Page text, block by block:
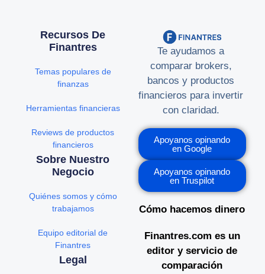
Te ayudamos a
comparar brokers,
bancos y productos
financieros para invertir
con claridad.
Apoyanos opinando
en Google
Apoyanos opinando
en Truspilot
Cómo hacemos dinero
Finantres.com es un
editor y servicio de
comparación
Recursos De
Finantres
Temas populares de
finanzas
Herramientas financieras
Reviews de productos
financieros
Sobre Nuestro
Negocio
Quiénes somos y cómo
trabajamos
Equipo editorial de
Finantres
Legal